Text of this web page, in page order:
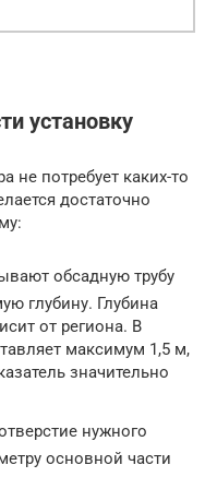
установку
не потребует каких-то
достаточно
обсадную трубу
глубину. Глубина
от региона. В
максимум 1,5 м,
значительно
нужного
основной части